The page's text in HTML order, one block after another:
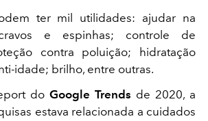
ter mil utilidades: ajudar na
e espinhas; controle de
contra poluição; hidratação
idade; brilho, entre outras.
do Google Trends de 2020, a
estava relacionada a cuidados